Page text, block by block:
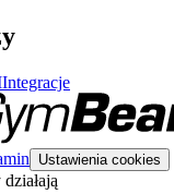
Integracje
Ustawienia cookies